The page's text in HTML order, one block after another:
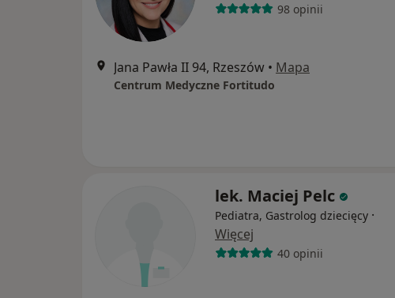
98 opinii
Jana Pawła II 94, Rzeszów • Mapa
Centrum Medyczne Fortitudo
lek. Maciej Pelc
Pediatra, Gastrolog dziecięcy ·
Więcej
40 opinii